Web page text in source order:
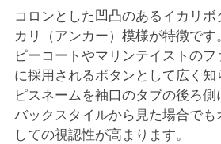
コロンとした凹凸のあるイカリ
カリ（アンカー）模様が特徴です。
ピーコートやマリンテイストの
に採用されるボタンとして広く知
ピスネームを袖口のタブの後ろ側
バックスタイルから見た場合でも
しての視認性が高まります。